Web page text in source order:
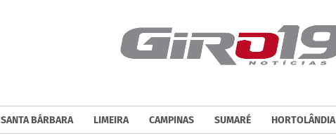
SANTA BÁRBARA LIMEIRA CAMPINAS SUMARÉ HORTOLÂNDIA